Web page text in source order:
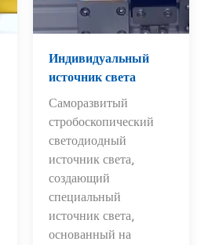
Индивидуальный
источник света
Саморазвитый
стробоскопический
светодиодный
источник света,
создающий
специальный
источник света,
основанный на